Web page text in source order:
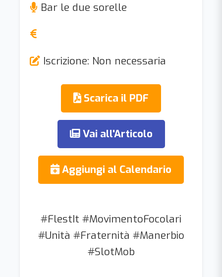
Bar le due sorelle
Iscrizione: Non necessaria
Scarica il PDF
Vai all'Articolo
Aggiungi al Calendario
#FlestIt #MovimentoFocolari
#Unità #Fraternità #Manerbio
#SlotMob